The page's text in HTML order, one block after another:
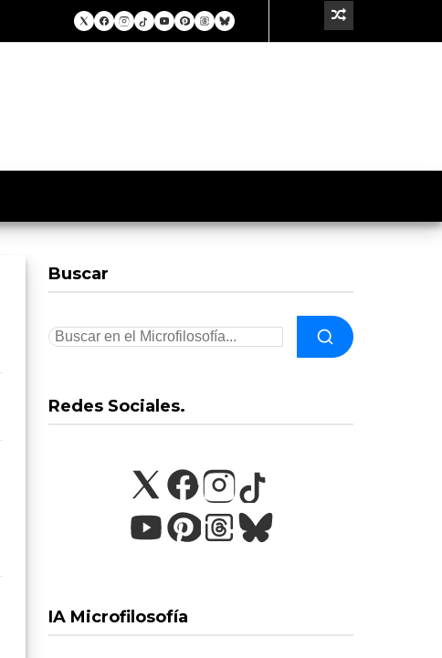
Buscar
Redes Sociales.
IA Microfilosofía